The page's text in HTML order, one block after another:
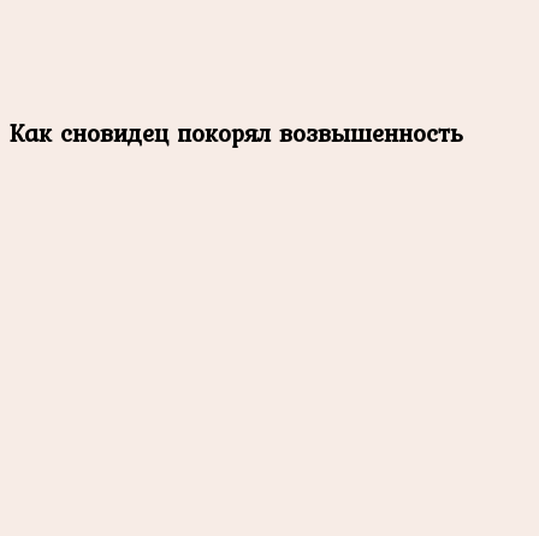
Как сновидец покорял возвышенность